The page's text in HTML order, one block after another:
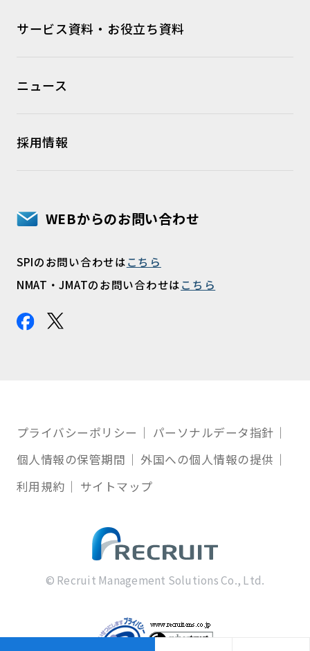
サービス資料・お役立ち資料
ニュース
採用情報
WEBからのお問い合わせ
SPIのお問い合わせはこちら
NMAT・JMATのお問い合わせはこちら
プライバシーポリシー
パーソナルデータ指針
個人情報の保管期間
外国への個人情報の提供
利用規約
サイトマップ
© Recruit Management Solutions Co., Ltd.